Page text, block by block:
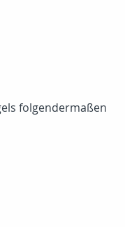
folgendermaßen